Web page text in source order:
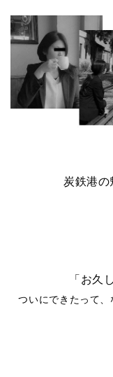
炭鉄港の
「お久
ついにできたって